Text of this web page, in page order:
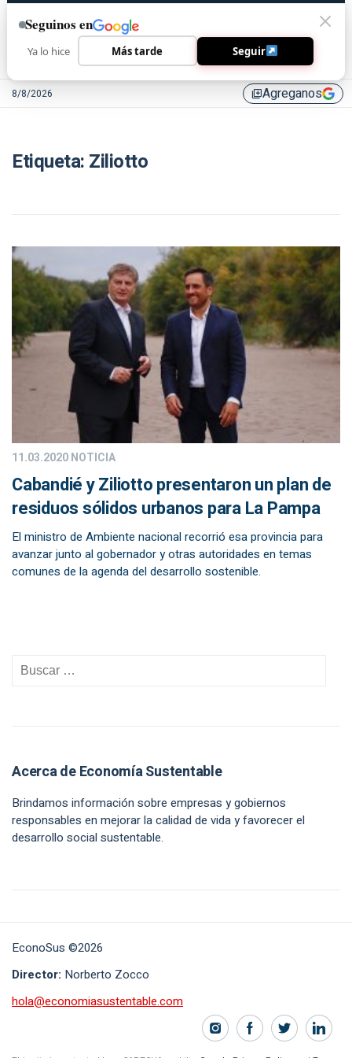
8/8/2026 library_addAgreganos
Etiqueta: Ziliotto
11.03.2020NOTICIA
Cabandié y Ziliotto presentaron un plan de
residuos sólidos urbanos para La Pampa
El ministro de Ambiente nacional recorrió esa provincia para
avanzar junto al gobernador y otras autoridades en temas
comunes de la agenda del desarrollo sostenible.
Acerca de Economía Sustentable
Brindamos información sobre empresas y gobiernos
responsables en mejorar la calidad de vida y favorecer el
desarrollo social sustentable.
EconoSus ©2026
Director: Norberto Zocco
hola@economiasustentable.com
Seguinos en
Ya lo hice Más tarde Seguir